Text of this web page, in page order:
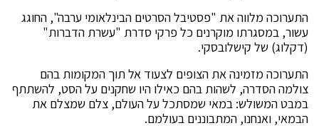
התערוכה מלווה את "פסטיבל הסרטים הבינלאומי ערבה", החוגג
עשור, במסגרתו מוקרנים כל פרקי סדרת "עשרת הדברות"
(דקלוג) של קישלובסקי.
התערוכה מזמינה את הצופים לצעוד אל תוך המקומות בהם
צולמה הסדרה, לשהות בהם כאילו היו שחקנים על הסט, להשתתף
במבט המשולש: במאי שמסתכל על העולם, צלם שמצלם את
הבמאי, ואנחנו, המתבוננים בעולמם.